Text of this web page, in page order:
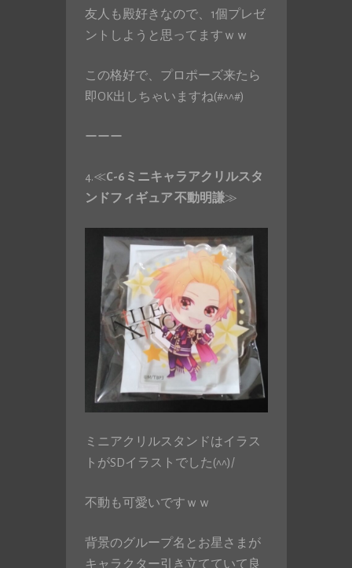
友人も殿好きなので、1個プレゼ
ントしようと思ってますｗｗ
この格好で、プロポーズ来たら
即OK出しちゃいますね(#^^#)
ーーー
4.≪C-6ミニキャラアクリルスタ
ンドフィギュア 不動明謙≫
ミニアクリルスタンドはイラス
トがSDイラストでした(^^)/
不動も可愛いですｗｗ
背景のグループ名とお星さまが
キャラクター引き立てていて良